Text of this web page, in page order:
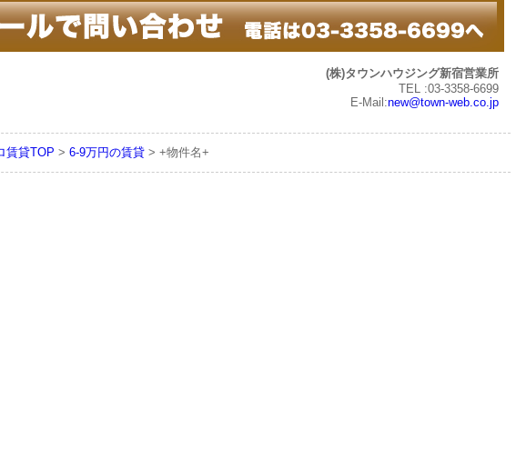
(株)タウンハウジング新宿営業所
TEL :03-3358-6699
E-Mail:new@town-web.co.jp
賃貸TOP > 6-9万円の賃貸 > +物件名+